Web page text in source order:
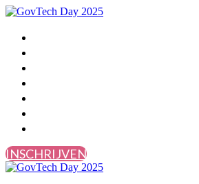
INSCHRIJVEN